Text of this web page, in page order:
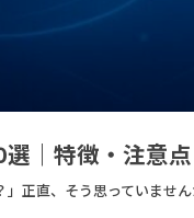
｜特徴・注意
」正直、そう思っていませ